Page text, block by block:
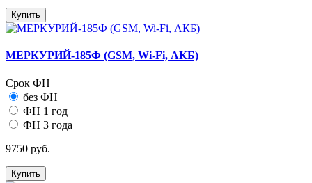
Купить
МЕРКУРИЙ-185Ф (GSM, Wi-Fi, АКБ)
Срок ФН
без ФН
ФН 1 год
ФН 3 года
9750 руб.
Купить